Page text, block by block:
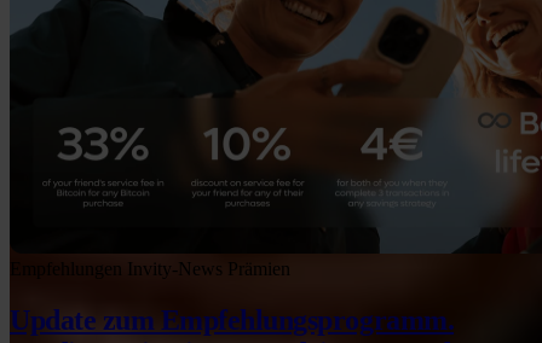
Empfehlungen Invity-News Prämien
Update zum Empfehlungsprogramm.